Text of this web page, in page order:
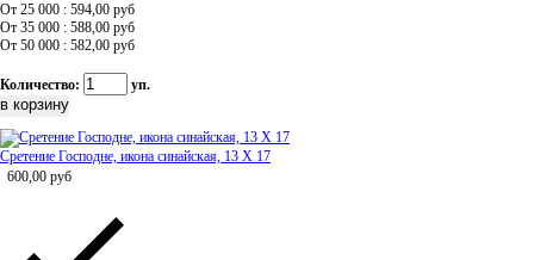
От 25 000 : 594,00 руб
От 35 000 : 588,00 руб
От 50 000 : 582,00 руб
Количество: уп.
Сретение Господне, икона синайская, 13 Х 17
600,00 руб